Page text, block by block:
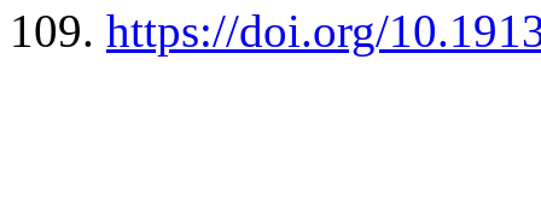
109. https://doi.org/